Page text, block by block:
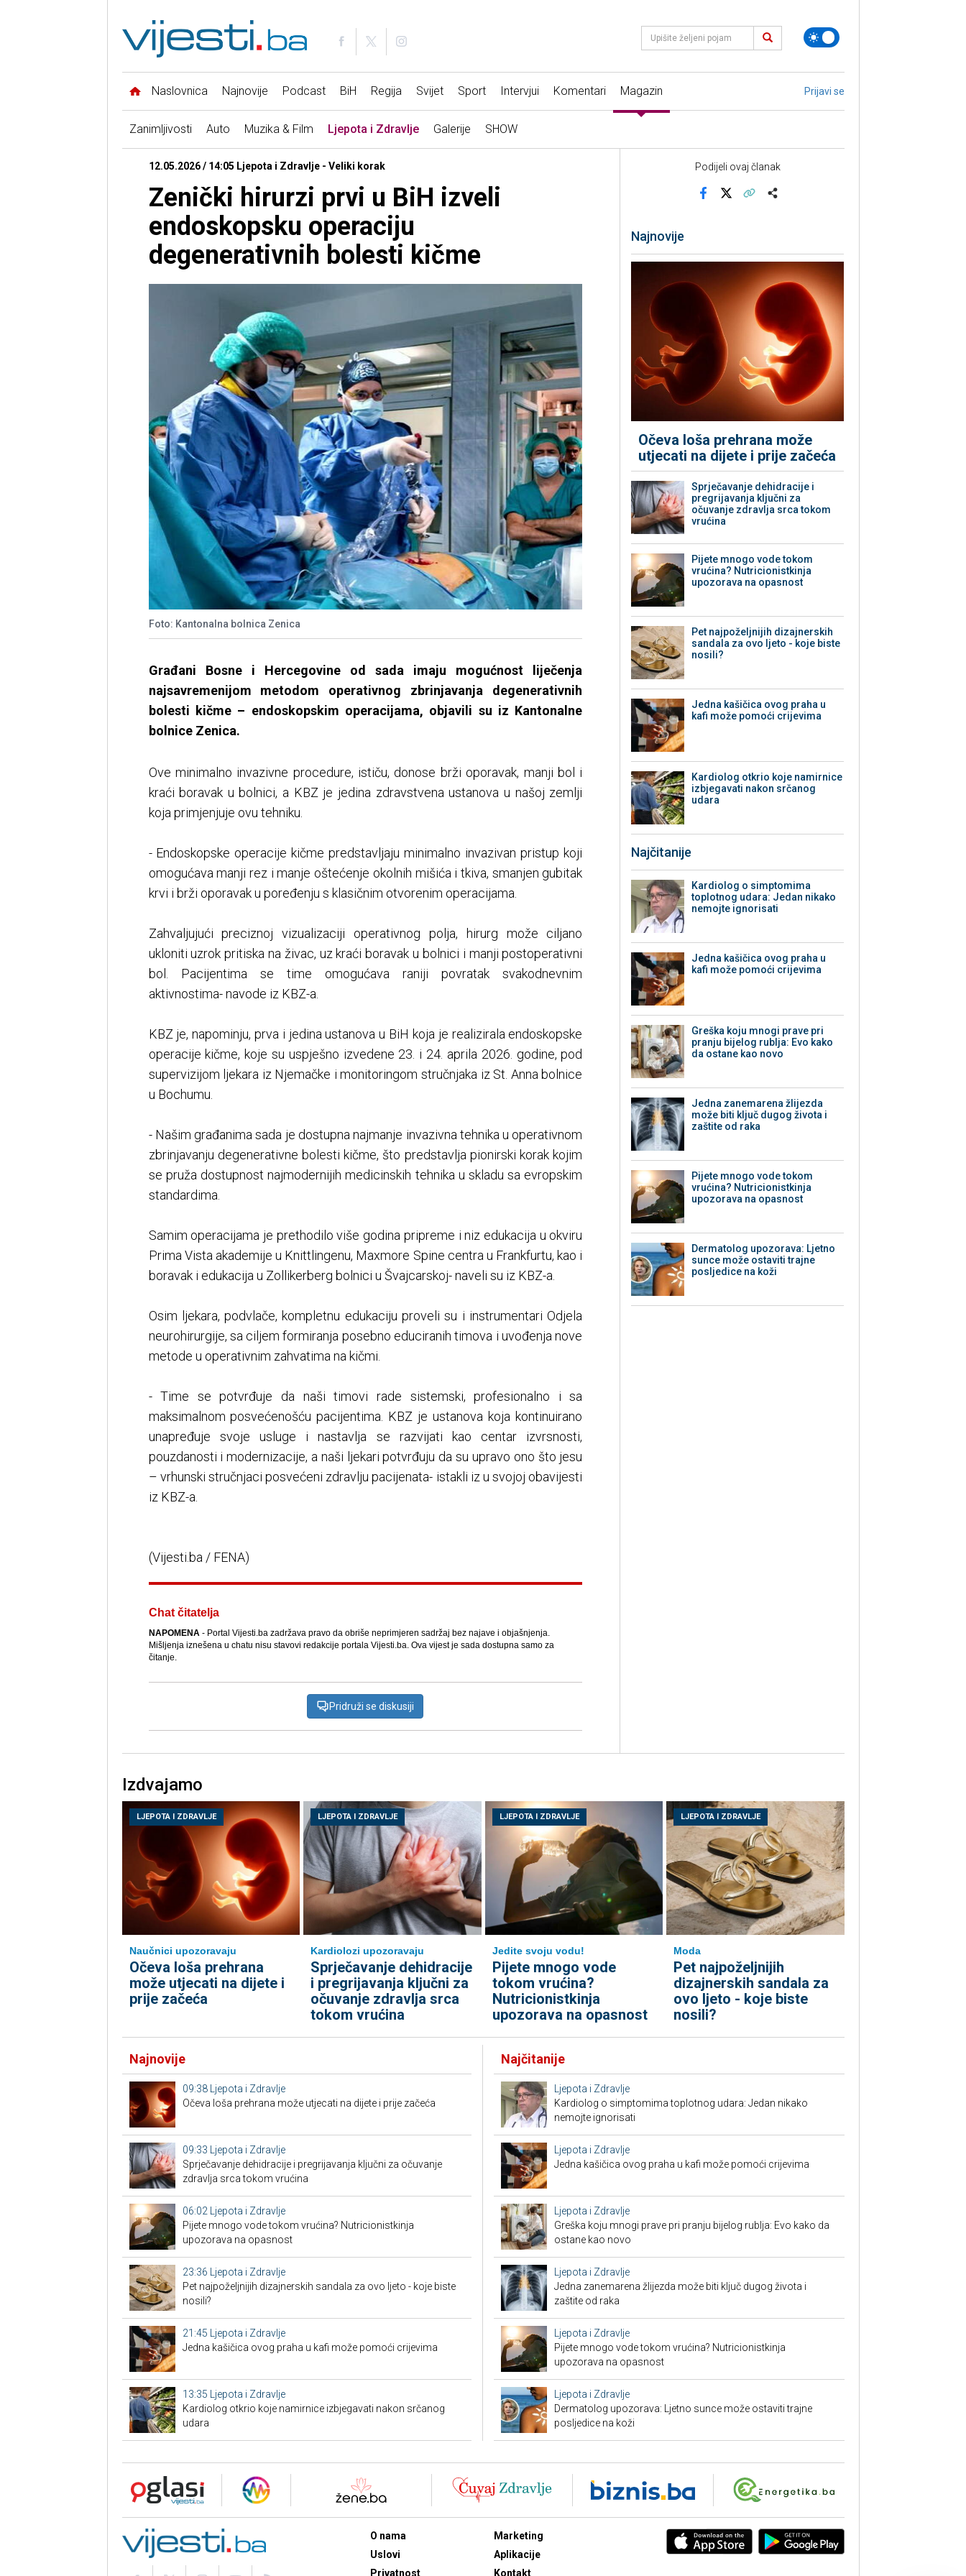
Naslovnica Najnovije Podcast BiH Regija Svijet Sport Intervjui Komentari Magazin Prijavi se
Zanimljivosti Auto Muzika & Film Ljepota i Zdravlje Galerije SHOW
12.05.2026 / 14:05 Ljepota i Zdravlje - Veliki korak
Zenički hirurzi prvi u BiH izveli
endoskopsku operaciju
degenerativnih bolesti kičme
Foto: Kantonalna bolnica Zenica
Građani Bosne i Hercegovine od sada imaju mogućnost liječenja
najsavremenijom metodom operativnog zbrinjavanja degenerativnih
bolesti kičme – endoskopskim operacijama, objavili su iz Kantonalne
bolnice Zenica.
Ove minimalno invazivne procedure, ističu, donose brži oporavak, manji bol i
kraći boravak u bolnici, a KBZ je jedina zdravstvena ustanova u našoj zemlji
koja primjenjuje ovu tehniku.
- Endoskopske operacije kičme predstavljaju minimalno invazivan pristup koji
omogućava manji rez i manje oštećenje okolnih mišića i tkiva, smanjen gubitak
krvi i brži oporavak u poređenju s klasičnim otvorenim operacijama.
Zahvaljujući preciznoj vizualizaciji operativnog polja, hirurg može ciljano
ukloniti uzrok pritiska na živac, uz kraći boravak u bolnici i manji postoperativni
bol. Pacijentima se time omogućava raniji povratak svakodnevnim
aktivnostima- navode iz KBZ-a.
KBZ je, napominju, prva i jedina ustanova u BiH koja je realizirala endoskopske
operacije kičme, koje su uspješno izvedene 23. i 24. aprila 2026. godine, pod
supervizijom ljekara iz Njemačke i monitoringom stručnjaka iz St. Anna bolnice
u Bochumu.
- Našim građanima sada je dostupna najmanje invazivna tehnika u operativnom
zbrinjavanju degenerativne bolesti kičme, što predstavlja pionirski korak kojim
se pruža dostupnost najmodernijih medicinskih tehnika u skladu sa evropskim
standardima.
Samim operacijama je prethodilo više godina pripreme i niz edukacija u okviru
Prima Vista akademije u Knittlingenu, Maxmore Spine centra u Frankfurtu, kao i
boravak i edukacija u Zollikerberg bolnici u Švajcarskoj- naveli su iz KBZ-a.
Osim ljekara, podvlače, kompletnu edukaciju proveli su i instrumentari Odjela
neurohirurgije, sa ciljem formiranja posebno educiranih timova i uvođenja nove
metode u operativnim zahvatima na kičmi.
- Time se potvrđuje da naši timovi rade sistemski, profesionalno i sa
maksimalnom posvećenošću pacijentima. KBZ je ustanova koja kontinuirano
unapređuje svoje usluge i nastavlja se razvijati kao centar izvrsnosti,
pouzdanosti i modernizacije, a naši ljekari potvrđuju da su upravo ono što jesu
– vrhunski stručnjaci posvećeni zdravlju pacijenata- istakli iz u svojoj obavijesti
iz KBZ-a.
(Vijesti.ba / FENA)
Chat čitatelja
NAPOMENA- Portal Vijesti.ba zadržava pravo da obriše neprimjeren sadržaj bez najave i objašnjenja.
Mišljenja iznešena u chatu nisu stavovi redakcije portala Vijesti.ba. Ova vijest je sada dostupna samo za
čitanje.
Pridruži se diskusiji
Podijeli ovaj članak
Najnovije
Očeva loša prehrana može
utjecati na dijete i prije začeća
Sprječavanje dehidracije i
pregrijavanja ključni za
očuvanje zdravlja srca tokom
vrućina
Pijete mnogo vode tokom
vrućina? Nutricionistkinja
upozorava na opasnost
Pet najpoželjnijih dizajnerskih
sandala za ovo ljeto - koje biste
nosili?
Jedna kašičica ovog praha u
kafi može pomoći crijevima
Kardiolog otkrio koje namirnice
izbjegavati nakon srčanog
udara
Najčitanije
Kardiolog o simptomima
toplotnog udara: Jedan nikako
nemojte ignorisati
Jedna kašičica ovog praha u
kafi može pomoći crijevima
Greška koju mnogi prave pri
pranju bijelog rublja: Evo kako
da ostane kao novo
Jedna zanemarena žlijezda
može biti ključ dugog života i
zaštite od raka
Pijete mnogo vode tokom
vrućina? Nutricionistkinja
upozorava na opasnost
Dermatolog upozorava: Ljetno
sunce može ostaviti trajne
posljedice na koži
Izdvajamo
LJEPOTA I ZDRAVLJE
Naučnici upozoravaju
Očeva loša prehrana
može utjecati na dijete i
prije začeća
LJEPOTA I ZDRAVLJE
Kardiolozi upozoravaju
Sprječavanje dehidracije
i pregrijavanja ključni za
očuvanje zdravlja srca
tokom vrućina
LJEPOTA I ZDRAVLJE
Jedite svoju vodu!
Pijete mnogo vode
tokom vrućina?
Nutricionistkinja
upozorava na opasnost
LJEPOTA I ZDRAVLJE
Moda
Pet najpoželjnijih
dizajnerskih sandala za
ovo ljeto - koje biste
nosili?
Najnovije
09:38
Ljepota i Zdravlje
Očeva loša prehrana može utjecati na dijete i prije začeća
09:33
Ljepota i Zdravlje
Sprječavanje dehidracije i pregrijavanja ključni za očuvanje
zdravlja srca tokom vrućina
06:02
Ljepota i Zdravlje
Pijete mnogo vode tokom vrućina? Nutricionistkinja
upozorava na opasnost
23:36
Ljepota i Zdravlje
Pet najpoželjnijih dizajnerskih sandala za ovo ljeto - koje biste
nosili?
21:45
Ljepota i Zdravlje
Jedna kašičica ovog praha u kafi može pomoći crijevima
13:35
Ljepota i Zdravlje
Kardiolog otkrio koje namirnice izbjegavati nakon srčanog
udara
Najčitanije
Ljepota i Zdravlje
Kardiolog o simptomima toplotnog udara: Jedan nikako
nemojte ignorisati
Ljepota i Zdravlje
Jedna kašičica ovog praha u kafi može pomoći crijevima
Ljepota i Zdravlje
Greška koju mnogi prave pri pranju bijelog rublja: Evo kako da
ostane kao novo
Ljepota i Zdravlje
Jedna zanemarena žlijezda može biti ključ dugog života i
zaštite od raka
Ljepota i Zdravlje
Pijete mnogo vode tokom vrućina? Nutricionistkinja
upozorava na opasnost
Ljepota i Zdravlje
Dermatolog upozorava: Ljetno sunce može ostaviti trajne
posljedice na koži
O nama
Uslovi
Privatnost
Marketing
Aplikacije
Kontakt